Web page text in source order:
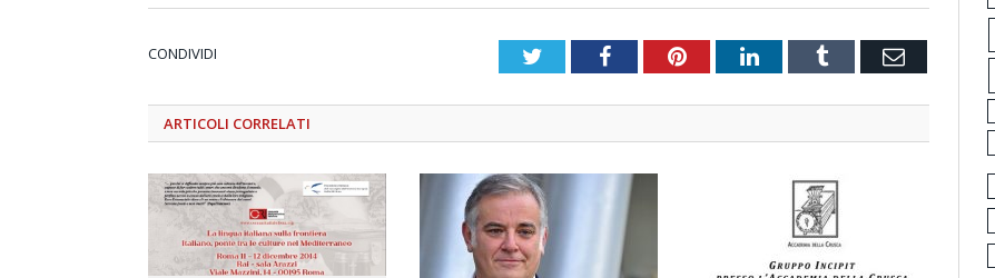
CONDIVIDI TwitterFacebookPinterestLinkedInTumblr Email
ARTICOLI CORRELATI